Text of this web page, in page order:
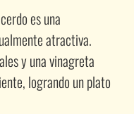
es una
atractiva.
y una vinagreta
logrando un plato